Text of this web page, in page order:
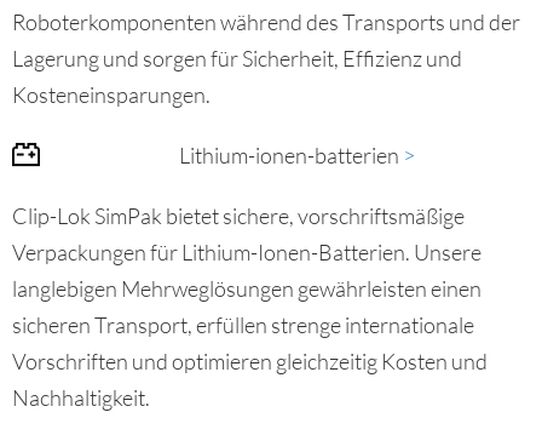
Roboterkomponenten während des Transports und der
Lagerung und sorgen für Sicherheit, Effizienz und
Kosteneinsparungen.
Lithium-ionen-batterien >​
Clip-Lok SimPak bietet sichere, vorschriftsmäßige
Verpackungen für Lithium-Ionen-Batterien. Unsere
langlebigen Mehrweglösungen gewährleisten einen
sicheren Transport, erfüllen strenge internationale
Vorschriften und optimieren gleichzeitig Kosten und
Nachhaltigkeit.